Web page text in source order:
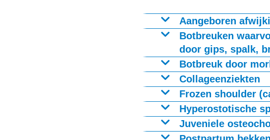
Aangeboren
Voorbeelden diagnose:
Botbreuken
door gips, spalk,
Bij deze indicatie is de
gips, brace of verband er af
Voorbeelden diagnose:
Botbreuk door
Voorbeelden diagnose:
Collageenziekten
Voorbeelden diagnose:
van Sjögren, syndroom van
Frozen shoulder
Hyperostotische
Voorbeelden diagnose:
Juveniele
Voorbeelden diagnose: